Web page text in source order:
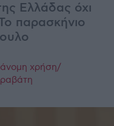
Ελλάδας όχι
παρασκήνιο
χρήση/